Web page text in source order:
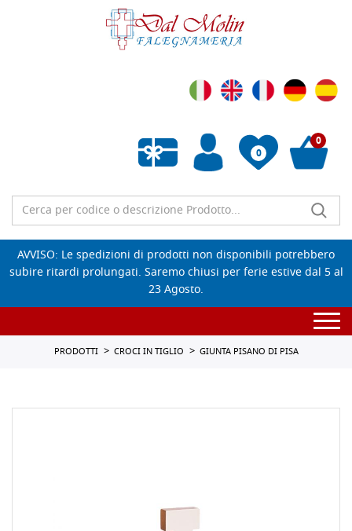
0
Wishlist vuota
0
AVVISO: Le spedizioni di prodotti non disponibili potrebbero
subire ritardi prolungati. Saremo chiusi per ferie estive dal 5 al
23 Agosto.
PRODOTTI CROCI IN TIGLIO GIUNTA PISANO DI PISA